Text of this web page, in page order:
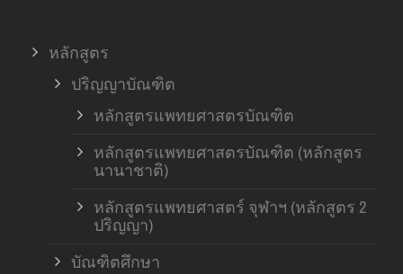
หลักสูตร
ปริญญาบัณฑิต
หลักสูตรแพทยศาสตรบัณฑิต
หลักสูตรแพทยศาสตรบัณฑิต (หลักสูตร
นานาชาติ)
หลักสูตรแพทยศาสตร์ จุฬาฯ (หลักสูตร 2
ปริญญา)
บัณฑิตศึกษา